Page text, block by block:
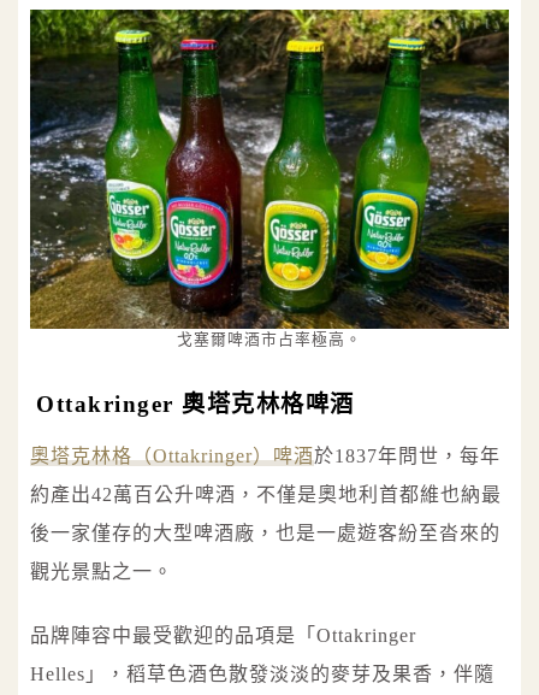
戈塞爾啤酒市占率極高。
Ottakringer 奧塔克林格啤酒
奧塔克林格（Ottakringer）啤酒於1837年問世，每年
約產出42萬百公升啤酒，不僅是奧地利首都維也納最
後一家僅存的大型啤酒廠，也是一處遊客紛至沓來的
觀光景點之一。
品牌陣容中最受歡迎的品項是「Ottakringer
Helles」，稻草色酒色散發淡淡的麥芽及果香，伴隨